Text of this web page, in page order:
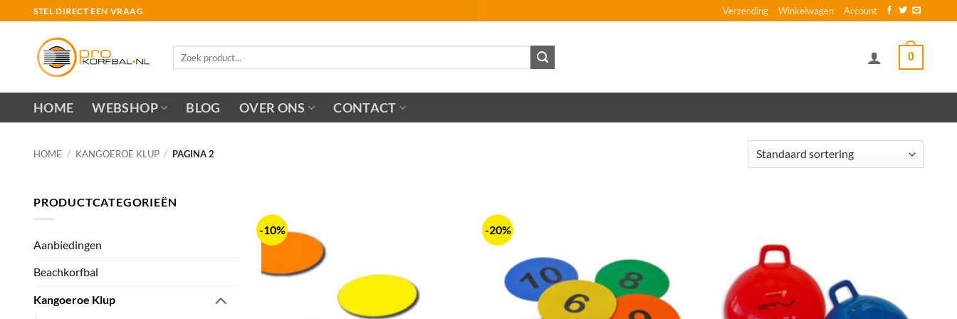
naar
STEL DIRECT EEN VRAAG Verzending Winkelwagen Account
0
HOME WEBSHOP BLOG OVER ONS CONTACT
HOME / KANGOEROE KLUP / PAGINA 2
PRODUCTCATEGORIEËN
Aanbiedingen
Beachkorfbal
Kangoeroe Klup
-10% -20%